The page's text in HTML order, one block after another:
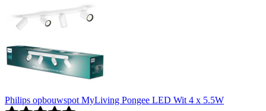
Philips opbouwspot MyLiving Pongee LED Wit 4 x 5.5W